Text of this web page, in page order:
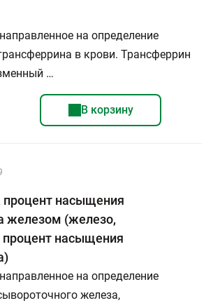
на определение
в крови. Трансферрин
…
В корзину
процент насыщения
железом (железо,
процент насыщения
на определение
железа,